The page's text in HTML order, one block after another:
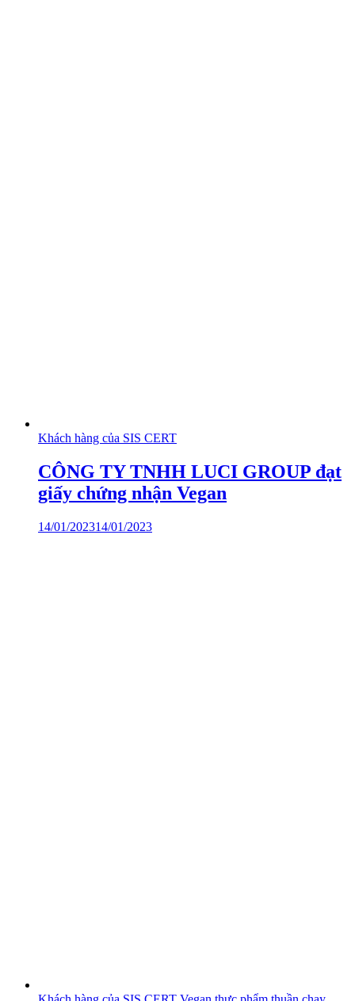
Khách hàng của SIS CERT
CÔNG TY TNHH LUCI GROUP đạt
giấy chứng nhận Vegan
14/01/202314/01/2023